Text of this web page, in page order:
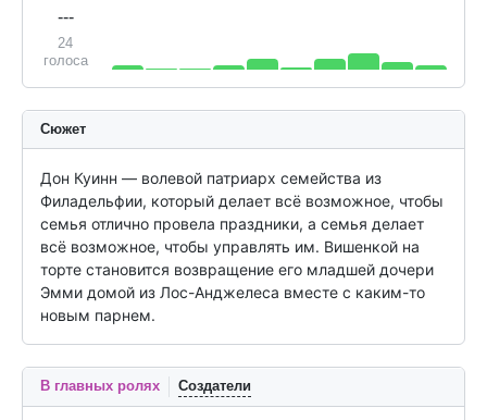
---
24
голоса
Сюжет
Дон Куинн — волевой патриарх семейства из
Филадельфии, который делает всё возможное, чтобы
семья отлично провела праздники, а семья делает
всё возможное, чтобы управлять им. Вишенкой на
торте становится возвращение его младшей дочери
Эмми домой из Лос-Анджелеса вместе с каким-то
новым парнем.
В главных ролях Создатели